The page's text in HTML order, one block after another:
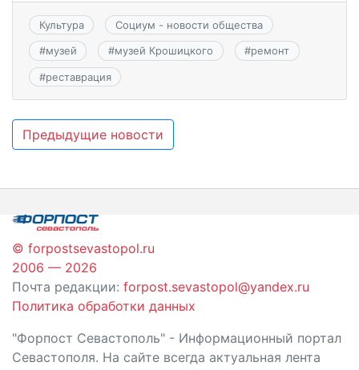
Культура Социум - новости общества
#музей #музей Крошицкого #ремонт
#реставрация
Навигация
записям
Предыдущие новости
© forpostsevastopol.ru
2006 — 2026
Почта редакции: forpost.sevastopol@yandex.ru
Политика обработки данных
"Форпост Севастополь" - Информационный портал
Севастополя. На сайте всегда актуальная лента